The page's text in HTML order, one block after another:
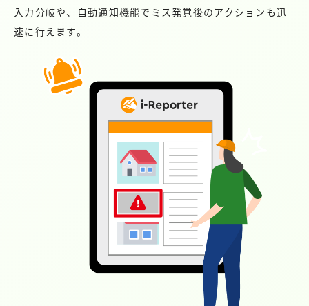
入力分岐や、自動通知機能でミス発覚後のアクションも迅
速に行えます。